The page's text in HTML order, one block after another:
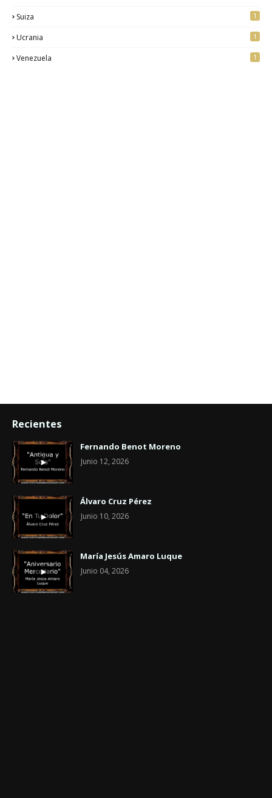
Suiza
1
Ucrania 1
Venezuela 1
Recientes
Fernando Benot Moreno
Junio 12, 2026
Álvaro Cruz Pérez
Junio 10, 2026
María Jesús Amaro Luque
Junio 04, 2026